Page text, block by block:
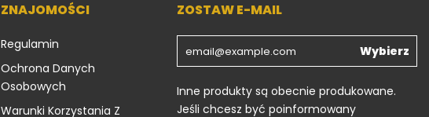
ZNAJOMOŚCI
Regulamin
Ochrona Danych
Osobowych
Warunki Korzystania Z
ZOSTAW E-MAIL
Wybierz
Inne produkty są obecnie produkowane.
Jeśli chcesz być poinformowany